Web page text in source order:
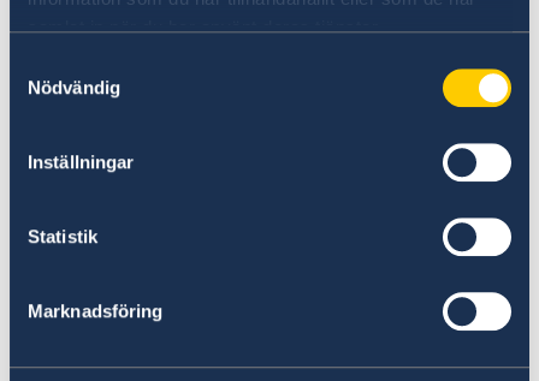
samlat in när du har använt deras tjänster.
Nödvändig
Inställningar
Statistik
Marknadsföring
Sveriges ambassader.